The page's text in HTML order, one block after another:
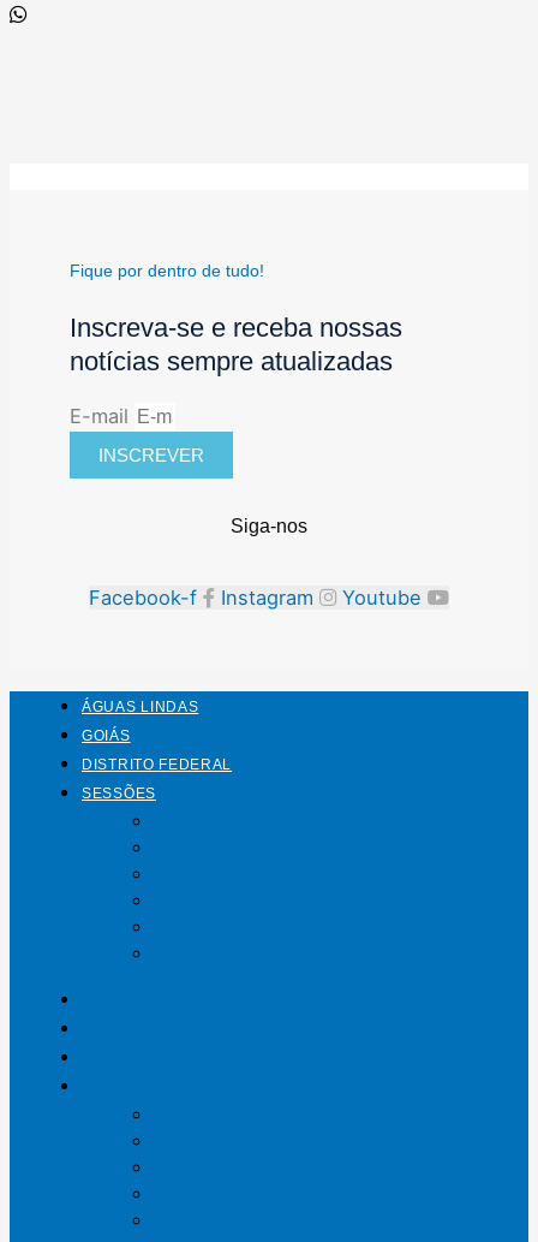
Fique por dentro de tudo!
Inscreva-se e receba nossas
notícias sempre atualizadas
E-mail
INSCREVER
Siga-nos
Facebook-f Instagram Youtube
ÁGUAS LINDAS
GOIÁS
DISTRITO FEDERAL
SESSÕES